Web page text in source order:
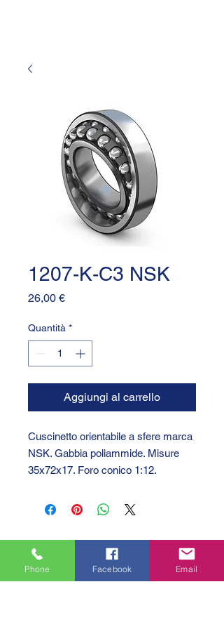
1207-K-C3 NSK
26,00 €Prezzo
Quantità *
Aggiungi al carrello
Cuscinetto orientabile a sfere marca
NSK. Gabbia poliammide. Misure
35x72x17. Foro conico 1:12.
Phone Facebook Email